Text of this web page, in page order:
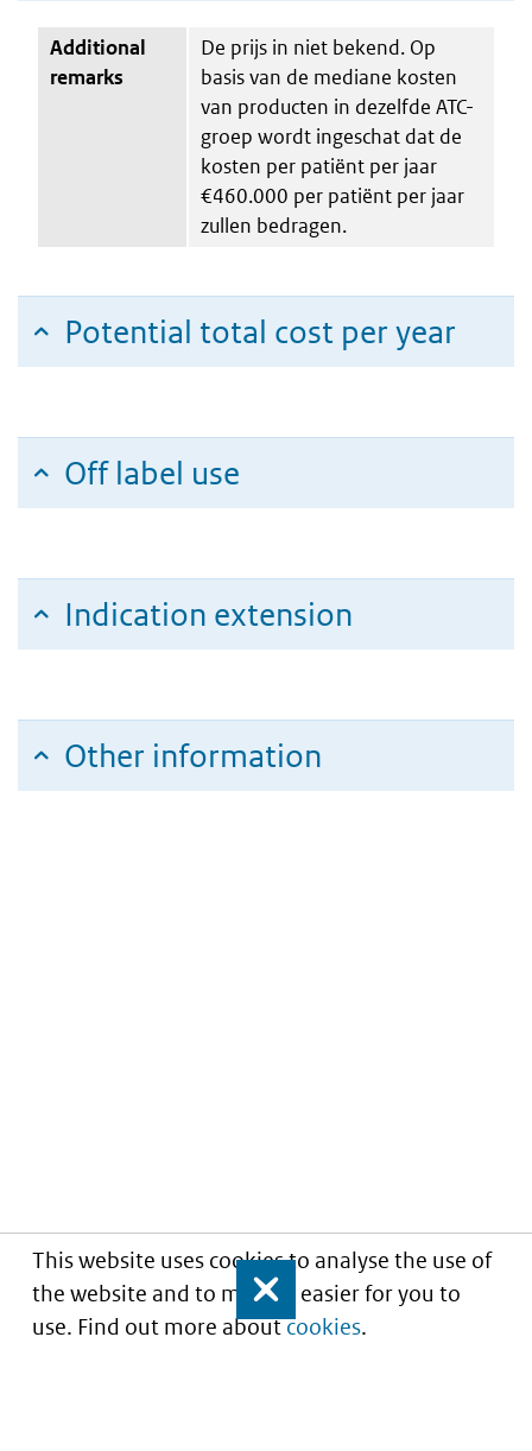
This website uses cookies to analyse the use of
the website and to make it easier for you to
use. Find out more aboutcookies.
Close
Additional
remarks
De prijs in niet bekend. Op
basis van de mediane kosten
van producten in dezelfde ATC-
groep wordt ingeschat dat de
kosten per patiënt per jaar
€460.000 per patiënt per jaar
zullen bedragen.
Potential total cost per year
Off label use
Indication extension
Other information